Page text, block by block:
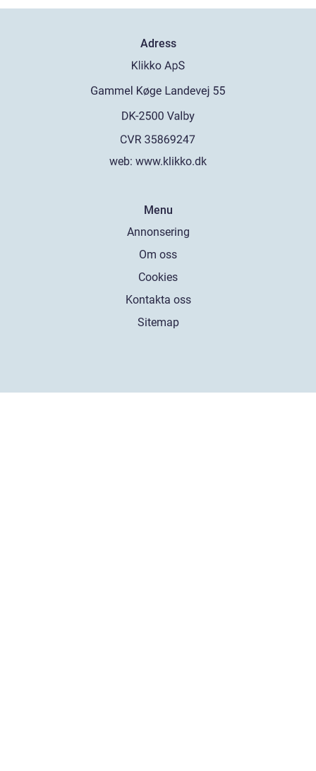
Adress
web: www.klikko.dk
Menu
Annonsering
Om oss
Cookies
Kontakta oss
Sitemap